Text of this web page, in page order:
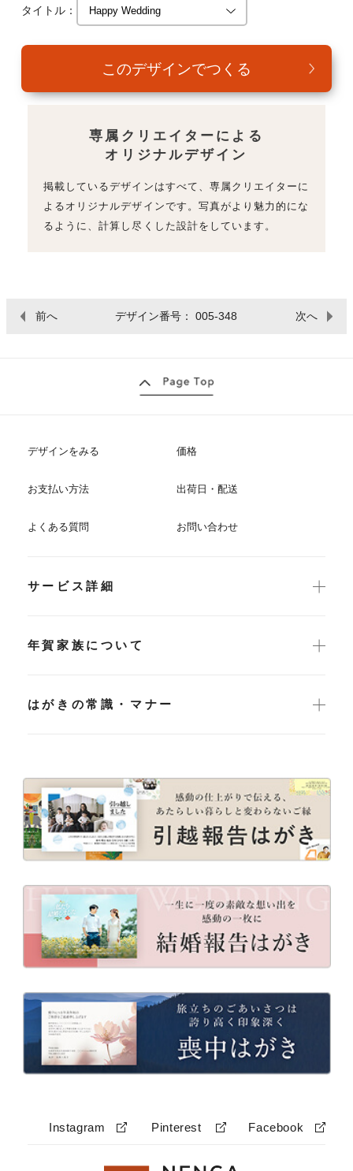
タイトル：
専属クリエイターによる
オリジナルデザイン
掲載しているデザインはすべて、専属クリエイターに
よるオリジナルデザインです。写真がより魅力的にな
るように、計算し尽くした設計をしています。
前へ デザイン番号： 005-348 次へ
デザインをみる 価格
お支払い方法 出荷日・配送
よくある質問 お問い合わせ
サービス詳細
年賀家族について
はがきの常識・マナー
Instagram Pinterest Facebook